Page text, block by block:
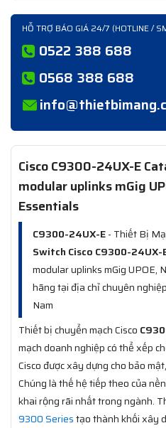
HỖ TRỢ BÁO GIÁ 24/7 (HOTLINE /
0522 388 688
0568 388 688
Cisco C9300-24UX-E
modular uplinks mGig
Essentials
C9300-24UX-E- Thiết Bị
Switch Cisco C9300-24UX-
modular uplinks mGig UPOE,
hãng tại địa chỉ chuyên
Nam
Thiết bị chuyển mạch Cisco
mạch doanh nghiệp có thể xếp
Cisco được xây dựng cho bảo
Chúng là thế hệ tiếp theo của
khai rộng rãi nhất trong ngành.
9300 Seriestạo thành khối xây